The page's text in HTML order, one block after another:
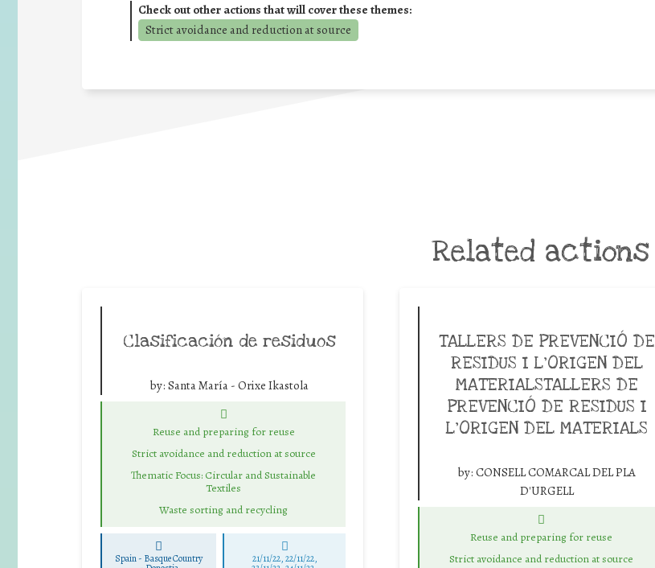
Check out other actions that will cover these themes:
Strict avoidance and reduction at source
Related actions
Clasificación de residuos
by: Santa María - Orixe Ikastola
Reuse and preparing for reuse
Strict avoidance and reduction at source
Thematic Focus: Circular and Sustainable
Textiles
Waste sorting and recycling
Spain - Basque Country 21/11/22, 22/11/22,
TALLERS DE PREVENCIÓ DE
RESIDUS I L’ORIGEN DEL
MATERIALSTALLERS DE
PREVENCIÓ DE RESIDUS I
L’ORIGEN DEL MATERIALS
by: CONSELL COMARCAL DEL PLA
D'URGELL
Reuse and preparing for reuse
Strict avoidance and reduction at source